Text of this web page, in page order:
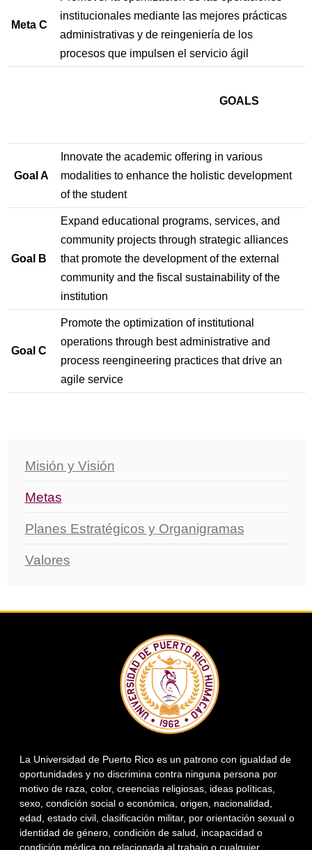
Meta C
institucionales mediante las mejores prácticas
administrativas y de reingeniería de los
procesos que impulsen el servicio ágil
GOALS
Goal A
Innovate the academic offering in various
modalities to enhance the holistic development
of the student
Goal B
Expand educational programs, services, and
community projects through strategic alliances
that promote the development of the external
community and the fiscal sustainability of the
institution
Goal C
Promote the optimization of institutional
operations through best administrative and
process reengineering practices that drive an
agile service
Misión y Visión
Metas
Planes Estratégicos y Organigramas
Valores
La Universidad de Puerto Rico es un patrono con igualdad de
oportunidades y no discrimina contra ninguna persona por
motivo de raza, color, creencias religiosas, ideas políticas,
sexo, condición social o económica, origen, nacionalidad,
edad, estado civil, clasificación militar, por orientación sexual o
identidad de género, condición de salud, incapacidad o
condición médica no relacionada al trabajo o cualquier